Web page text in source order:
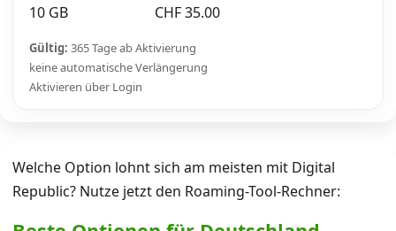
10 GB
CHF 35.00
Gültig: 365 Tage ab Aktivierung
keine automatische Verlängerung
Aktivieren über Login
Welche Option lohnt sich am meisten mit Digital
Republic? Nutze jetzt den Roaming-Tool-Rechner: